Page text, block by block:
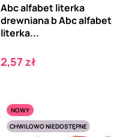
Abc alfabet literka
drewniana b Abc alfabet
literka...
Cena
2,57 zł
NOWY
CHWILOWO NIEDOSTĘPNE